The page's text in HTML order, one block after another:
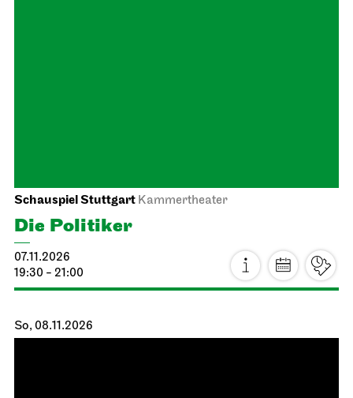
Schauspiel Stuttgart Kammertheater
Die Politiker
07.11.2026
19:30 - 21:00
So, 08.11.2026